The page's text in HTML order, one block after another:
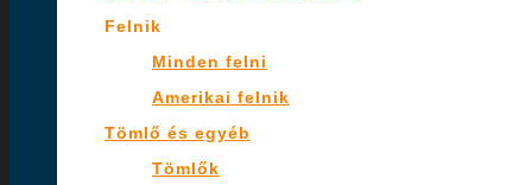
Felnik
Minden felni
Amerikai felnik
Tömlő és egyéb
Tömlők